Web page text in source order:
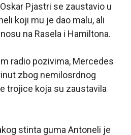
Pjastri se zaustavio u
koji mu je dao malu, ali
na Rasela i Hamiltona.
radio pozivima, Mercedes
zbog nemilosrdnog
trojice koja su zaustavila
stinta guma Antoneli je